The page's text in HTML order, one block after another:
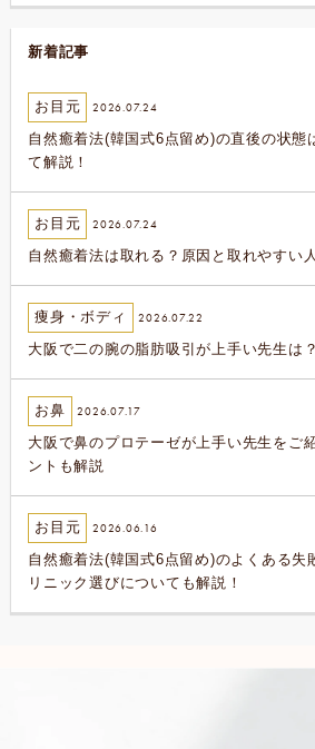
新着記事
お目元 2026.07.24
自然癒着法(韓国式6点留め)の直後の状態
て解説！
お目元 2026.07.24
自然癒着法は取れる？原因と取れやすい
痩身・ボディ 2026.07.22
大阪で二の腕の脂肪吸引が上手い先生は
お鼻 2026.07.17
大阪で鼻のプロテーゼが上手い先生をご
ントも解説
お目元 2026.06.16
自然癒着法(韓国式6点留め)のよくある失
リニック選びについても解説！